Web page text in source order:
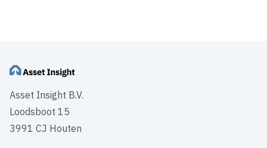
Asset Insight B.V.
Loodsboot 15
3991 CJ Houten